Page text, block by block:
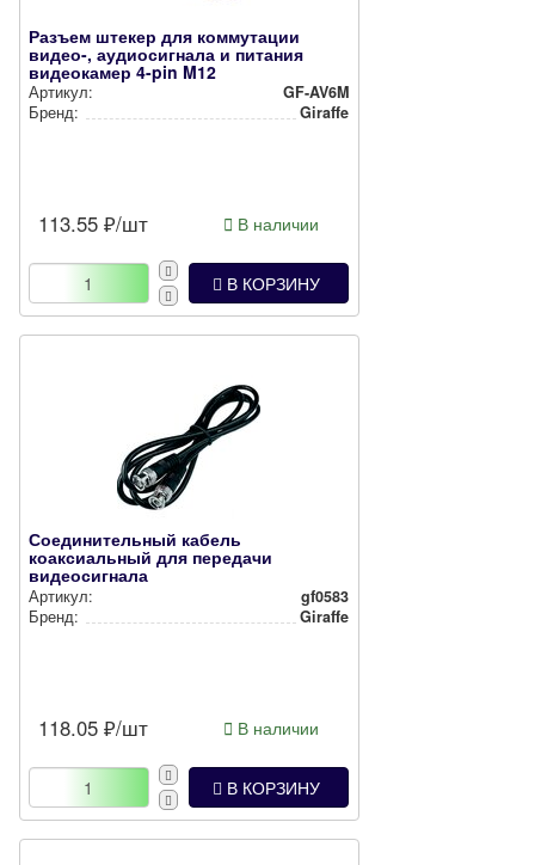
Разъем штекер для коммутации
видео-, аудиосигнала и питания
видеокамер 4-pin M12
Артикул:
GF-AV6M
Бренд:
Giraffe
113.55 ₽/шт В наличии
В КОРЗИНУ
Соединительный кабель
коаксиальный для передачи
видеосигнала
Артикул:
gf0583
Бренд:
Giraffe
118.05 ₽/шт В наличии
В КОРЗИНУ